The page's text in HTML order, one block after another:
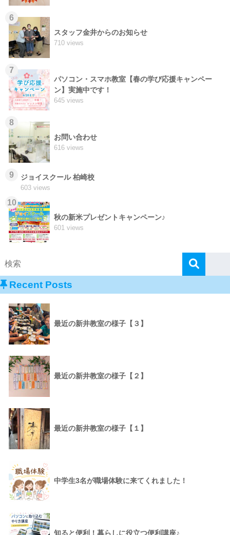
6
スタッフ金井からのお知らせ
710 views
7
パソコン・スマホ教室【春の学び応援キャンペー
ン】実施中です！
645 views
8
お問い合わせ
616 views
9 ジョイスクール 柏崎校
603 views
10
秋の新米プレゼントキャンペーン♪
601 views
Recent Posts
最近の新井教室の様子【３】
最近の新井教室の様子【２】
最近の新井教室の様子【１】
中学生3名が職場体験に来てくれました！
知ると便利！暮らしに役立つ便利講座♪